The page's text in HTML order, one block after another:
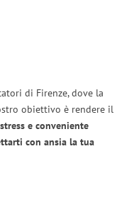
di Firenze, dove la
obiettivo è rendere il
e conveniente
con ansia la tua